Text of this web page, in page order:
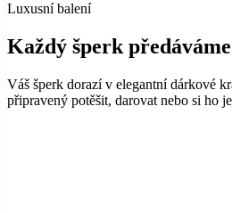
Luxusní balení
Každý šperk
Váš šperk dorazí v elegantní dárkové
připravený potěšit, darovat nebo si ho